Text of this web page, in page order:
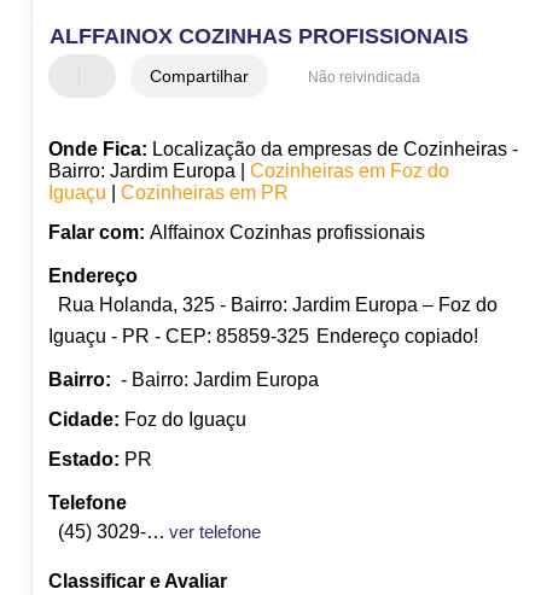
ALFFAINOX COZINHAS PROFISSIONAIS
Compartilhar Não reivindicada
Onde Fica: Localização da empresas de Cozinheiras -
Bairro: Jardim Europa | Cozinheiras em Foz do
Iguaçu
Cozinheiras em PR
Falar com: Alffainox Cozinhas profissionais
Endereço
Rua Holanda, 325 - Bairro: Jardim Europa – Foz do
Iguaçu - PR - CEP: 85859-325 Endereço copiado!
Bairro: - Bairro: Jardim Europa
Cidade: Foz do Iguaçu
Estado: PR
Telefone
(45) 3029-7474
ver telefone
Classificar e Avaliar